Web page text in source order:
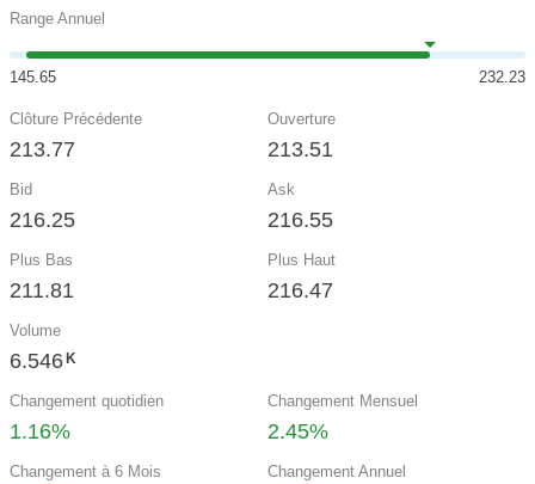
Range Annuel
145.65 232.23
Clôture Précédente
213.77
Ouverture
213.51
Bid
216.25
Ask
216.55
Plus Bas
211.81
Plus Haut
216.47
Volume
6.546 K
Changement quotidien
1.16%
Changement Mensuel
2.45%
Changement à 6 Mois Changement Annuel